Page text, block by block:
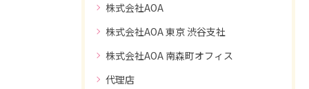
株式会社AOA
株式会社AOA 東京 渋谷支社
株式会社AOA 南森町オフィス
代理店